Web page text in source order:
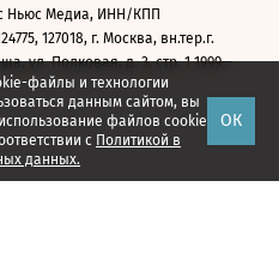
файлы и технологии
данным сайтом, вы
файлов cookie
с Политикой в
данных.
ОК
Ньюс Медиа, ИНН/КПП
127018, г. Москва, вн.тер.г.
ул. Полковая, д. 3, стр. 1 1999—